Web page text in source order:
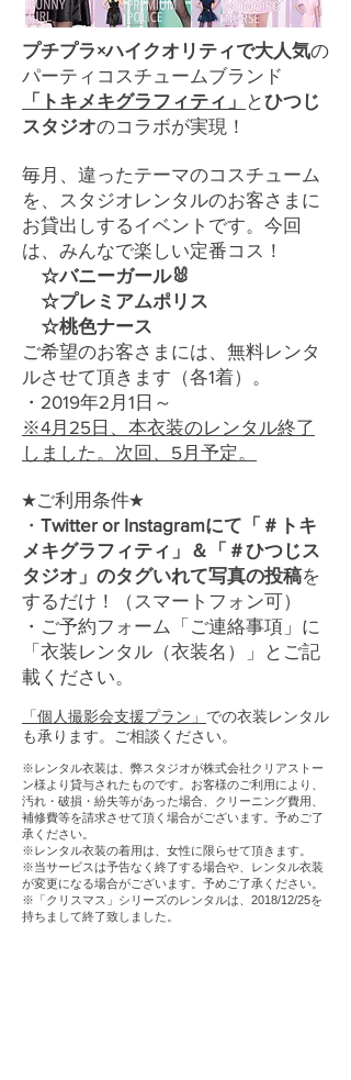
プチプラ×ハイクオリティで大人気の
パーティコスチュームブランド
「トキメキグラフィティ」
とひつじ
スタジオのコラボが実現！
毎月、違ったテーマのコスチューム
を、スタジオレンタルのお客さまに
お貸出しするイベントです。今回
は、みんなで楽しい定番コス！
☆バニーガール🐰
☆プレミアムポリス
☆桃色ナース
ご希望のお客さまには、無料レンタ
ルさせて頂きます（各1着）。
・2019年2月1日～
※4月25日、本衣装のレンタル終了
しました。次回、5月予定。
★ご利用条件★
・ Twitter or Instagramにて「＃トキ
メキグラフィティ」＆「＃ひつじス
タジオ」のタグいれて写真の投稿を
するだけ！（スマートフォン可）
​・ご予約フォーム「ご連絡事項」に
「衣装レンタル（衣装名）」とご記
載ください。
「個人撮影会支援プラン」 での衣装レンタル
も承ります。ご相談ください。
※レンタル衣装は、弊スタジオが株式会社クリアストー
ン様より貸与されたものです。お客様のご利用により、
汚れ・破損・紛失等があった場合、クリーニング費用、
補修費等を請求させて頂く場合がございます。予めご了
承ください。
※レンタル衣装の着用は、女性に限らせて頂きます。
※当サービスは予告なく終了する場合や、レンタル衣装
が変更になる場合がございます。予めご了承ください。
※「クリスマス」シリーズのレンタルは、2018/12/25を
持ちまして終了致しました。